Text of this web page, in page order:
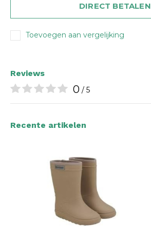
DIRECT BETALEN
Toevoegen aan vergelijking
Reviews
0 / 5
Recente artikelen